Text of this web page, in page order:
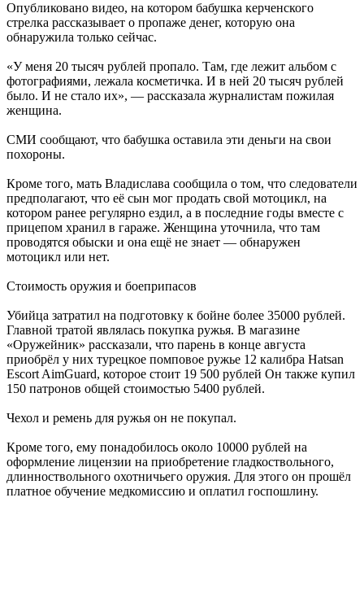
Опубликовано видео, на котором бабушка керченского
стрелка рассказывает о пропаже денег, которую она
обнаружила только сейчас.
«У меня 20 тысяч рублей пропало. Там, где лежит альбом с
фотографиями, лежала косметичка. И в ней 20 тысяч рублей
было. И не стало их», — рассказала журналистам пожилая
женщина.
СМИ сообщают, что бабушка оставила эти деньги на свои
похороны.
Кроме того, мать Владислава сообщила о том, что следователи
предполагают, что её сын мог продать свой мотоцикл, на
котором ранее регулярно ездил, а в последние годы вместе с
прицепом хранил в гараже. Женщина уточнила, что там
проводятся обыски и она ещё не знает — обнаружен
мотоцикл или нет.
Стоимость оружия и боеприпасов
Убийца затратил на подготовку к бойне более 35000 рублей.
Главной тратой являлась покупка ружья. В магазине
«Оружейник» рассказали, что парень в конце августа
приобрёл у них турецкое помповое ружье 12 калибра Hatsan
Escort AimGuard, которое стоит 19 500 рублей Он также купил
150 патронов общей стоимостью 5400 рублей.
Чехол и ремень для ружья он не покупал.
Кроме того, ему понадобилось около 10000 рублей на
оформление лицензии на приобретение гладкоствольного,
длинноствольного охотничьего оружия. Для этого он прошёл
платное обучение медкомиссию и оплатил госпошлину.